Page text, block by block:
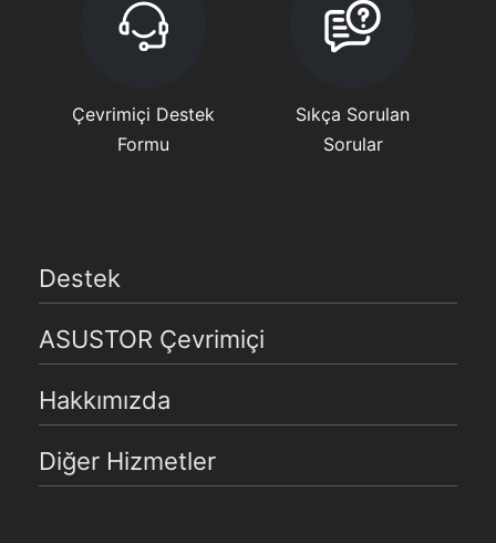
Çevrimiçi Destek
Formu
Sıkça Sorulan
Sorular
Destek
ASUSTOR Çevrimiçi
Hakkımızda
Diğer Hizmetler